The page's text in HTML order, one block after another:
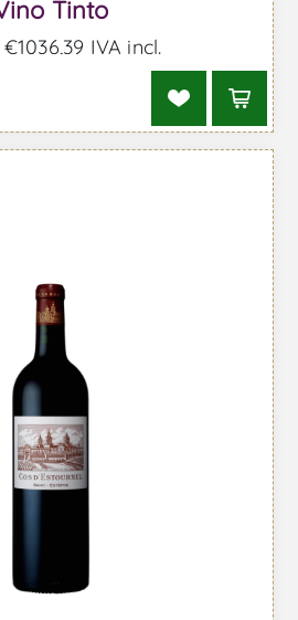
Tinto
IVA incl.